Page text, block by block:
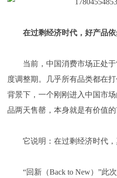
在过剩经济时代，好产品
当前，中国消费市场正处
度调整期。几乎所有品类都在
背景下，一个刚刚进入中国市
品两天售罄，本身就是有价值的
它说明：在过剩经济时代
“回新（Back to New）”此